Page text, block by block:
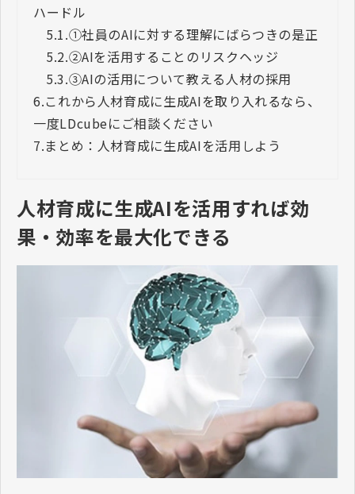
ハードル
5.1.①社員のAIに対する理解にばらつきの是正
5.2.②AIを活用することのリスクヘッジ
5.3.③AIの活用について教える人材の採用
6.これから人材育成に生成AIを取り入れるなら、
一度LDcubeにご相談ください
7.まとめ：人材育成に生成AIを活用しよう
人材育成に生成AIを活用すれば効
果・効率を最大化できる